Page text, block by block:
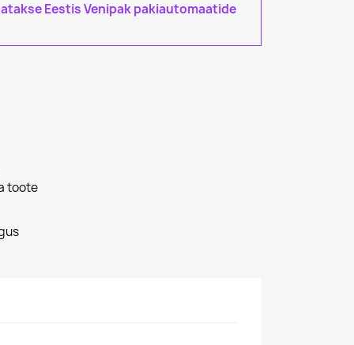
Eestis Venipak pakiautomaatide
toote